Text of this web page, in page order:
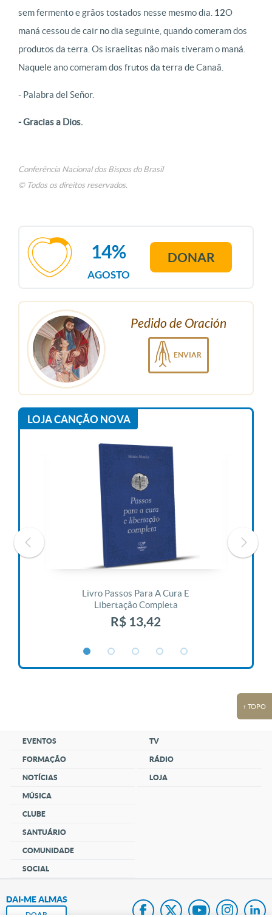
sem fermento e grãos tostados nesse mesmo dia. 12O
maná cessou de cair no dia seguinte, quando comeram dos
produtos da terra. Os israelitas não mais tiveram o maná.
Naquele ano comeram dos frutos da terra de Canaã.
- Palabra del Señor.
- Gracias a Dios.
Conferência Nacional dos Bispos do Brasil
© Todos os direitos reservados.
AGOSTO
14% DONAR
Pedido de Oración
ENVIAR
LOJA CANÇÃO NOVA
Livro Passos Para A Cura E
Libertação Completa
R$ 13,42
↑ TOPO
EVENTOS
FORMAÇÃO
NOTÍCIAS
MÚSICA
CLUBE
SANTUÁRIO
COMUNIDADE
SOCIAL
TV
RÁDIO
LOJA
DAI-ME ALMAS
DOAR